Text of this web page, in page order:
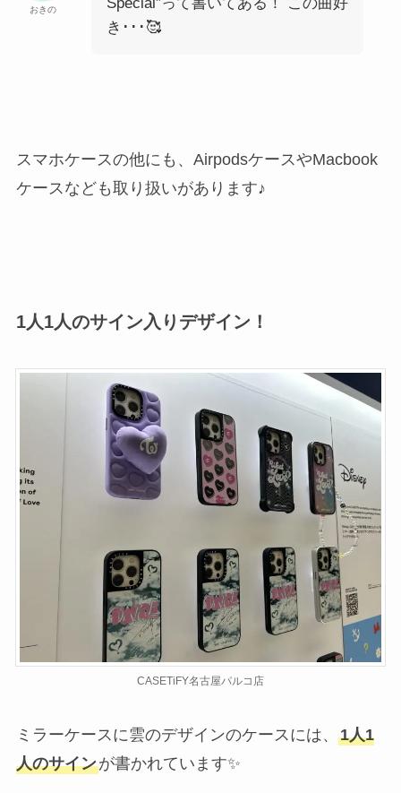
おきの
き･･･🥰
スマホケースの他にも、AirpodsケースやMacbook
ケースなども取り扱いがあります♪
1人1人のサイン入りデザイン！
CASETiFY名古屋パルコ店
ミラーケースに雲のデザインのケースには、 1人1
人のサインが書かれています✨